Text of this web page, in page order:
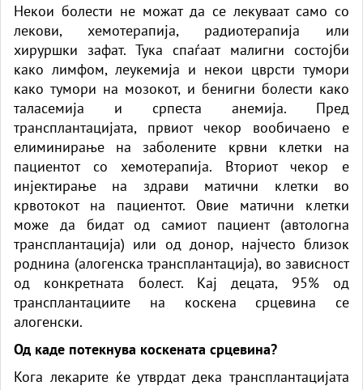
Некои болести не можат да се лекуваат само со
лекови, хемотерапија, радиотерапија или
хируршки зафат. Тука спаѓаат малигни состојби
како лимфом, леукемија и некои цврсти тумори
како тумори на мозокот, и бенигни болести како
таласемија и српеста анемија. Пред
трансплантацијата, првиот чекор вообичаено е
елиминирање на заболените крвни клетки на
пациентот со хемотерапија. Вториот чекор е
инјектирање на здрави матични клетки во
крвотокот на пациентот. Овие матични клетки
може да бидат од самиот пациент (автологна
трансплантација) или од донор, најчесто близок
роднина (алогенска трансплантација), во зависност
од конкретната болест. Кај децата, 95% од
трансплантациите на коскена срцевина се
алогенски.
Од каде потекнува коскената срцевина?
Кога лекарите ќе утврдат дека трансплантацијата